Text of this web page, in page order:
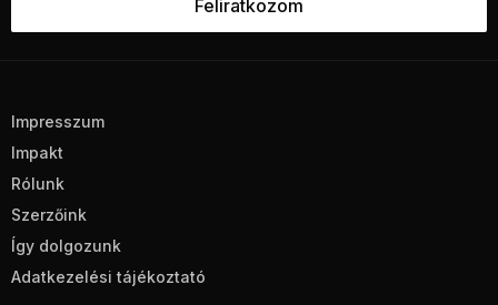
Impresszum
Impakt
Rólunk
Szerzőink
Így dolgozunk
Adatkezelési tájékoztató